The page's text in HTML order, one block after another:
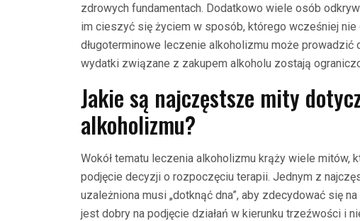
zdrowych fundamentach. Dodatkowo wiele osób
im cieszyć się życiem w sposób, którego wcześniej
długoterminowe leczenie alkoholizmu może
wydatki związane z zakupem alkoholu zostają
Jakie są najczęstsze mity
alkoholizmu?
Wokół tematu leczenia alkoholizmu krąży wiele mitów,
podjęcie decyzji o rozpoczęciu terapii. Jednym z
uzależniona musi „dotknąć dna”, aby zdecydować się
jest dobry na podjęcie działań w kierunku trzeźwości i